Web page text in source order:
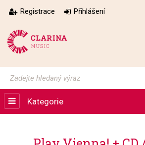
Registrace Přihlášení
Kategorie